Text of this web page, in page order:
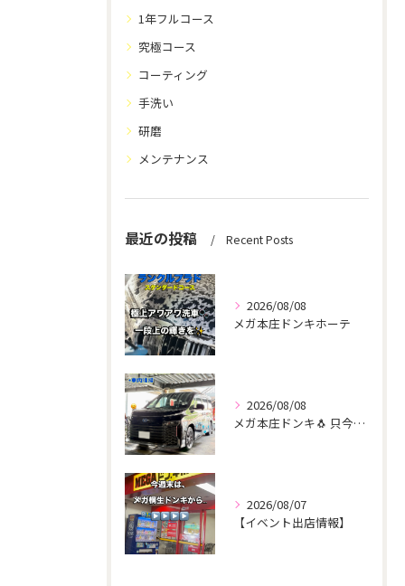
1年フルコース
究極コース
コーティング
手洗い
研磨
メンテナンス
最近の投稿 Recent Posts
2026/08/08
メガ本庄ドンキホーテ
2026/08/08
メガ本庄ドンキ🐧 只今イベント出店中🎶 ヴォクシー ご新規様...
2026/08/07
【イベント出店情報】